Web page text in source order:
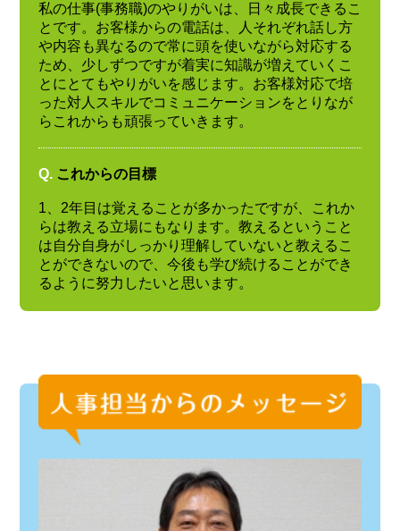
私の仕事(事務職)のやりがいは、日々成長できるこ
とです。お客様からの電話は、人それぞれ話し方
や内容も異なるので常に頭を使いながら対応する
ため、少しずつですが着実に知識が増えていくこ
とにとてもやりがいを感じます。お客様対応で培
った対人スキルでコミュニケーションをとりなが
らこれからも頑張っていきます。
Q. これからの目標
1、2年目は覚えることが多かったですが、これか
らは教える立場にもなります。教えるということ
は自分自身がしっかり理解していないと教えるこ
とができないので、今後も学び続けることができ
るように努力したいと思います。